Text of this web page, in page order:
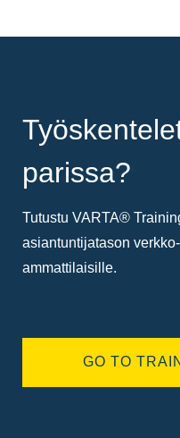
parissa?
Tutustu VARTA®
asiantuntijatason
ammattilaisille.
GO TO